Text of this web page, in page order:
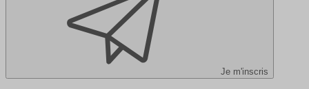
Je m'inscris